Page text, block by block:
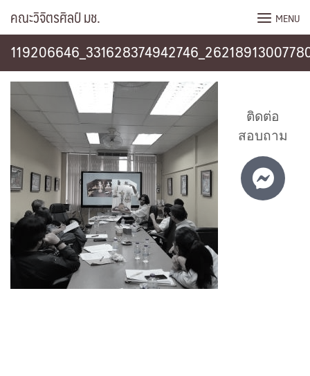
คณะวิจิตรศิลป์ มช. MENU
ติดต่อ
สอบถาม